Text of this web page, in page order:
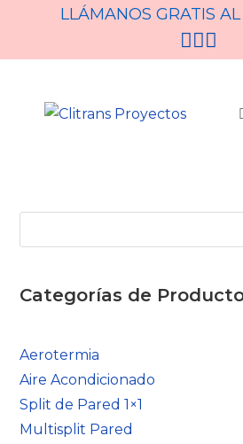
LLÁMANOS GRATIS AL
Categorías de
Aerotermia
Aire Acondicionado
Split de Pared 1×1
Multisplit Pared